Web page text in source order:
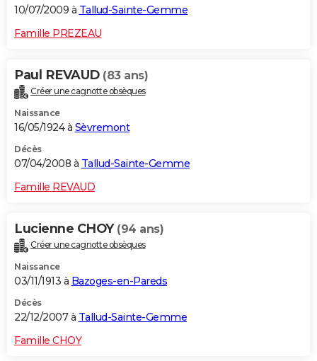
10/07/2009 à Tallud-Sainte-Gemme
Famille PREZEAU
Paul REVAUD (83 ans)
Créer une cagnotte obsèques
Naissance
16/05/1924 à Sèvremont
Décès
07/04/2008 à Tallud-Sainte-Gemme
Famille REVAUD
Lucienne CHOY (94 ans)
Créer une cagnotte obsèques
Naissance
03/11/1913 à Bazoges-en-Pareds
Décès
22/12/2007 à Tallud-Sainte-Gemme
Famille CHOY